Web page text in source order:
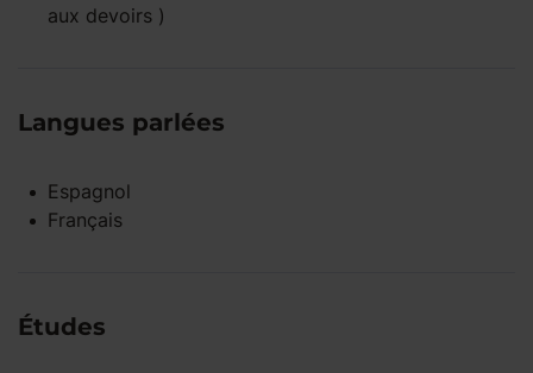
aux devoirs )
Langues parlées
Espagnol
Français
Études